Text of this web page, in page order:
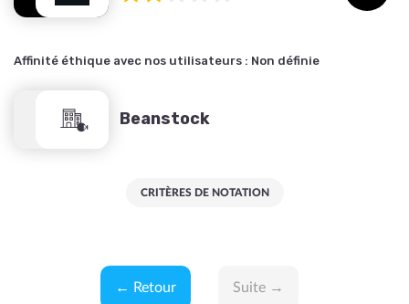
Affinité éthique avec nos utilisateurs : Non définie
Beanstock
CRITÈRES DE NOTATION
← Retour Suite →